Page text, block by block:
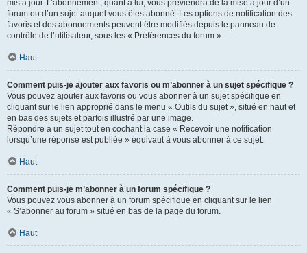
mis à jour. L’abonnement, quant à lui, vous préviendra de la mise à jour d’un
forum ou d’un sujet auquel vous êtes abonné. Les options de notification des
favoris et des abonnements peuvent être modifiés depuis le panneau de
contrôle de l’utilisateur, sous les « Préférences du forum ».
Haut
Comment puis-je ajouter aux favoris ou m’abonner à un sujet spécifique ?
Vous pouvez ajouter aux favoris ou vous abonner à un sujet spécifique en
cliquant sur le lien approprié dans le menu « Outils du sujet », situé en haut et
en bas des sujets et parfois illustré par une image.
Répondre à un sujet tout en cochant la case « Recevoir une notification
lorsqu’une réponse est publiée » équivaut à vous abonner à ce sujet.
Haut
Comment puis-je m’abonner à un forum spécifique ?
Vous pouvez vous abonner à un forum spécifique en cliquant sur le lien
« S’abonner au forum » situé en bas de la page du forum.
Haut